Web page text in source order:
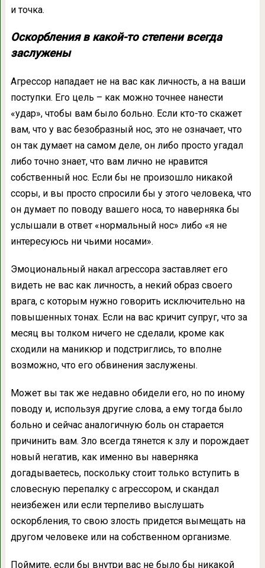
и точка.
Оскорбления в какой-то степени всегда
заслужены
Агрессор нападает не на вас как личность, а на ваши
поступки. Его цель – как можно точнее нанести
«удар», чтобы вам было больно. Если кто-то скажет
вам, что у вас безобразный нос, это не означает, что
он так думает на самом деле, он либо просто угадал
либо точно знает, что вам лично не нравится
собственный нос. Если бы не произошло никакой
ссоры, и вы просто спросили бы у этого человека, что
он думает по поводу вашего носа, то наверняка бы
услышали в ответ «нормальный нос» либо «я не
интересуюсь ни чьими носами».
Эмоциональный накал агрессора заставляет его
видеть не вас как личность, а некий образ своего
врага, с которым нужно говорить исключительно на
повышенных тонах. Если на вас кричит супруг, что за
месяц вы толком ничего не сделали, кроме как
сходили на маникюр и подстриглись, то вполне
возможно, что его обвинения заслужены.
Может вы так же недавно обидели его, но по иному
поводу и, используя другие слова, а ему тогда было
больно и сейчас аналогичную боль он старается
причинить вам. Зло всегда тянется к злу и порождает
новый негатив, как именно вы наверняка
догадываетесь, поскольку стоит только вступить в
словесную перепалку с агрессором, и скандал
неизбежен или если терпеливо выслушать
оскорбления, то свою злость придется вымещать на
другом человеке или на собственном организме.
Поймите, если бы внутри вас не было бы никакой